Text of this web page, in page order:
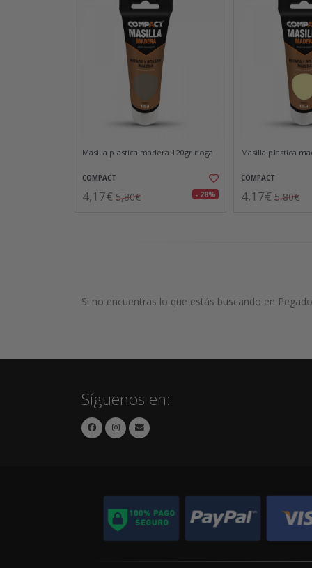
Masilla plastica madera 120gr.nogal
COMPACT
4,17€ 5,80€ - 28%
Masilla plastica
COMPACT
4,17€ 5,80€
Si no encuentras lo que estás buscando en
Síguenos en: